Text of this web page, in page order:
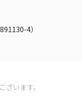
4）
います。